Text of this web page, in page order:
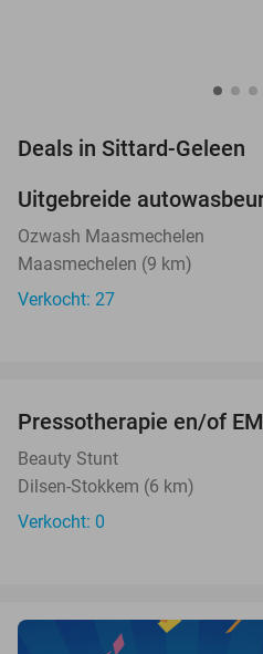
Deals in Sittard-Geleen
NEW
TODAY
Uitgebreide
Ozwash Maasmechelen
Maasmechelen (9 km)
Verkocht: 27
TODAY
Pressotherapie en/of
Beauty Stunt
Dilsen-Stokkem (6 km)
Verkocht: 0